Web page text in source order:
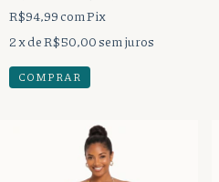
R$94,99 comPix
2x deR$50,00sem juros
COMPRAR